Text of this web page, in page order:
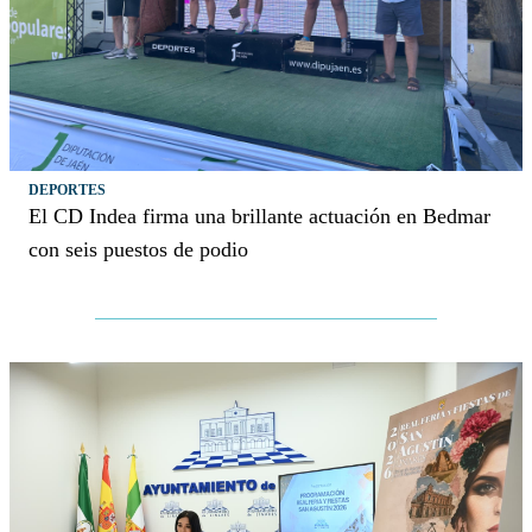
DEPORTES
El CD Indea firma una brillante actuación en Bedmar
con seis puestos de podio